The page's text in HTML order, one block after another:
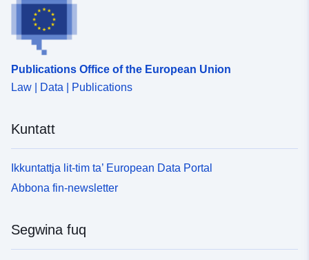
Publications Office of the European Union
Law | Data | Publications
Kuntatt
Ikkuntattja lit-tim ta’ European Data Portal
Abbona fin-newsletter
Segwina fuq